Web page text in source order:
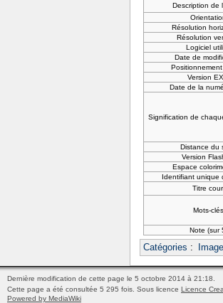
Description de
Résolution
Résolution
Logiciel
Date de
Version
Date de la
Signification de
Distance du
Version
Espace
Identifiant unique
Titre
Mots-clés
Note (sur
Catégories : Image
Dernière modification de cette page le 5 octobre 2014 à 21:18.
Cette page a été consultée 5 295 fois. Sous licence Licence
Powered by MediaWiki